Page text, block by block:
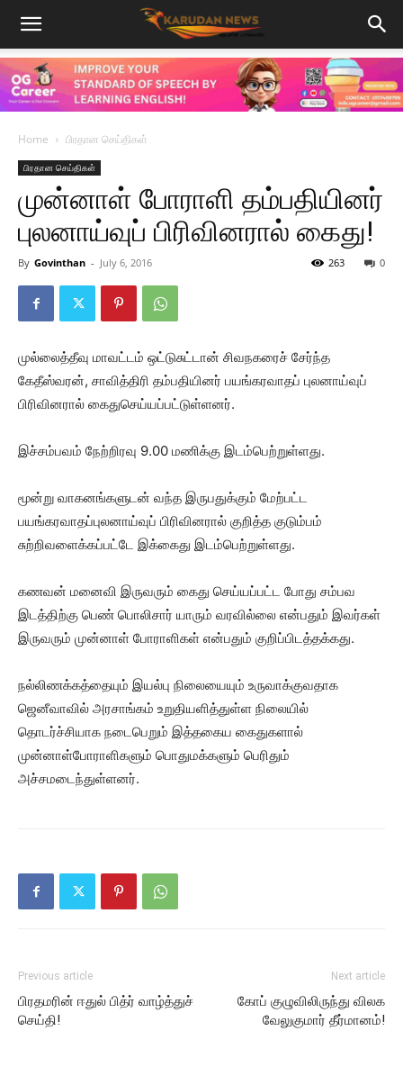
Home பிரதான செய்திகள்
பிரதான செய்திகள்
முன்னாள் போராளி தம்பதியினர்
புலனாய்வுப் பிரிவினரால் கைது!
By Govinthan - July 6, 2016 0
263
முல்லைத்தீவு மாவட்டம் ஒட்டுசுட்டான் சிவநகரைச் சேர்ந்த
கேதீஸ்வரன், சாவித்திரி தம்பதியினர் பயங்கரவாதப் புலனாய்வுப்
பிரிவினரால் கைதுசெய்யப்பட்டுள்ளனர்.
இச்சம்பவம் நேற்றிரவு 9.00 மணிக்கு இடம்பெற்றுள்ளது.
மூன்று வாகனங்களுடன் வந்த இருபதுக்கும் மேற்பட்ட
பயங்கரவாதப்புலனாய்வுப் பிரிவினரால் குறித்த குடும்பம்
சுற்றிவளைக்கப்பட்டே இக்கைது இடம்பெற்றுள்ளது.
கணவன் மனைவி இருவரும் கைது செய்யப்பட்ட போது சம்பவ
இடத்திற்கு பெண் பொலிசார் யாரும் வரவில்லை என்பதும் இவர்கள்
இருவரும் முன்னாள் போராளிகள் என்பதும் குறிப்பிடத்தக்கது.
நல்லிணக்கத்தையும் இயல்பு நிலையையும் உருவாக்குவதாக
ஜெனீவாவில் அரசாங்கம் உறுதியளித்துள்ள நிலையில்
தொடர்ச்சியாக நடைபெறும் இத்தகைய கைதுகளால்
முன்னாள்போராளிகளும் பொதுமக்களும் பெரிதும்
அச்சமடைந்துள்ளனர்.
Previous article
பிரதமரின் ஈதுல் பித்ர் வாழ்த்துச்
செய்தி!
Next article
கோப் குழுவிலிருந்து விலக
வேலுகுமார் தீர்மானம்!